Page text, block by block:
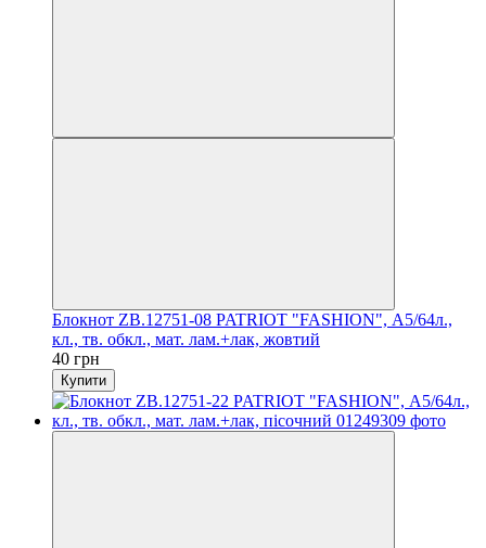
Блокнот ZB.12751-08 PATRIOT "FASHION", А5/64л.,
кл., тв. обкл., мат. лам.+лак, жовтий
40 грн
Купити